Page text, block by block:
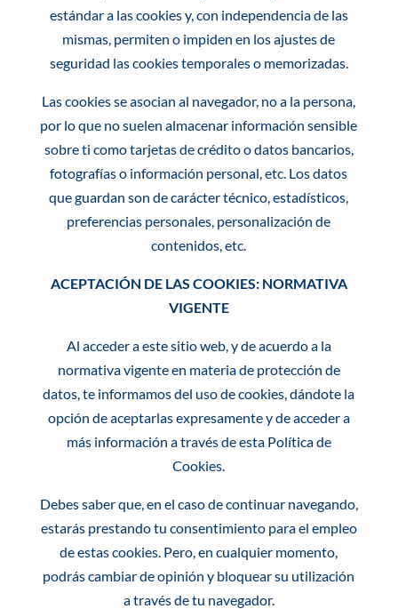
estándar a las cookies y, con independencia de las
mismas, permiten o impiden en los ajustes de
seguridad las cookies temporales o memorizadas.
Las cookies se asocian al navegador, no a la persona,
por lo que no suelen almacenar información sensible
sobre ti como tarjetas de crédito o datos bancarios,
fotografías o información personal, etc. Los datos
que guardan son de carácter técnico, estadísticos,
preferencias personales, personalización de
contenidos, etc.
ACEPTACIÓN DE LAS COOKIES: NORMATIVA
VIGENTE
Al acceder a este sitio web, y de acuerdo a la
normativa vigente en materia de protección de
datos, te informamos del uso de cookies, dándote la
opción de aceptarlas expresamente y de acceder a
más información a través de esta Política de
Cookies.
Debes saber que, en el caso de continuar navegando,
estarás prestando tu consentimiento para el empleo
de estas cookies. Pero, en cualquier momento,
podrás cambiar de opinión y bloquear su utilización
a través de tu navegador.